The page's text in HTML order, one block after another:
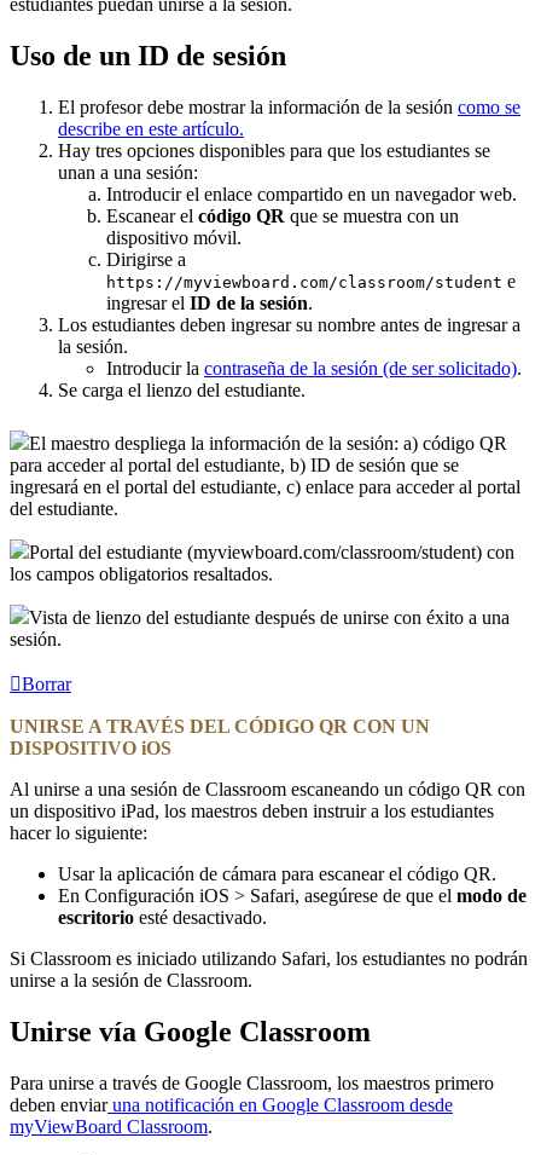
estudiantes puedan unirse a la sesión.
Uso de un ID de sesión
El profesor debe mostrar la información de la sesión como se
describe en este artículo.
Hay tres opciones disponibles para que los estudiantes se
unan a una sesión:
Introducir el enlace compartido en un navegador web.
Escanear el código QR que se muestra con un
dispositivo móvil.
Dirigirse a
https://myviewboard.com/classroom/student e
ingresar el ID de la sesión.
Los estudiantes deben ingresar su nombre antes de ingresar a
la sesión.
Introducir la contraseña de la sesión (de ser solicitado).
Se carga el lienzo del estudiante.
El maestro despliega la información de la sesión: a) código QR
para acceder al portal del estudiante, b) ID de sesión que se
ingresará en el portal del estudiante, c) enlace para acceder al portal
del estudiante.
Portal del estudiante (myviewboard.com/classroom/student) con
los campos obligatorios resaltados.
Vista de lienzo del estudiante después de unirse con éxito a una
sesión.
Borrar
UNIRSE A TRAVÉS DEL CÓDIGO QR CON UN
DISPOSITIVO iOS
Al unirse a una sesión de Classroom escaneando un código QR con
un dispositivo iPad, los maestros deben instruir a los estudiantes
hacer lo siguiente:
Usar la aplicación de cámara para escanear el código QR.
En Configuración iOS > Safari, asegúrese de que el modo de
escritorio esté desactivado.
Si Classroom es iniciado utilizando Safari, los estudiantes no podrán
unirse a la sesión de Classroom.
Unirse vía Google Classroom
Para unirse a través de Google Classroom, los maestros primero
deben enviaruna notificación en Google Classroom desde
myViewBoard Classroom.